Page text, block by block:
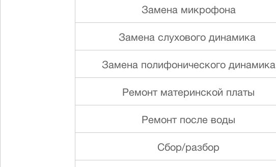
Замена микрофона
Замена слуxового динамика
Замена полифонического динамика
Ремонт материнской платы
Ремонт после воды
Сбор/разбор